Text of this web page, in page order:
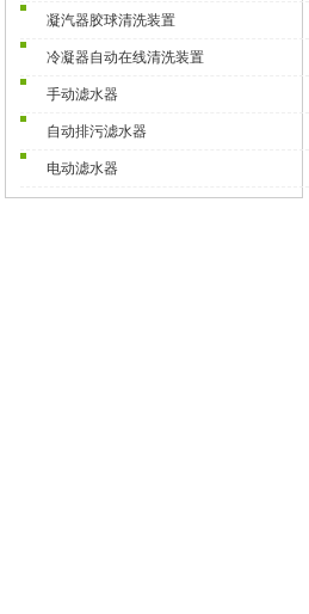
凝汽器胶球清洗装置
冷凝器自动在线清洗装置
手动滤水器
自动排污滤水器
电动滤水器